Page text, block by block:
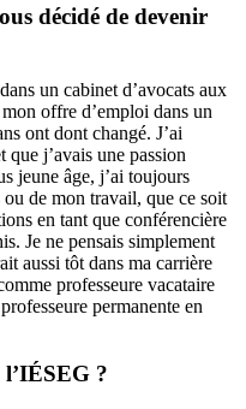
décidé de devenir
un cabinet d’avocats aux
offre d’emploi dans un
ont dont changé. J’ai
que j’avais une passion
jeune âge, j’ai toujours
ou de mon travail, que ce soit
en tant que conférencière
Je ne pensais simplement
aussi tôt dans ma carrière
professeure vacataire
permanente en
l’IÉSEG ?